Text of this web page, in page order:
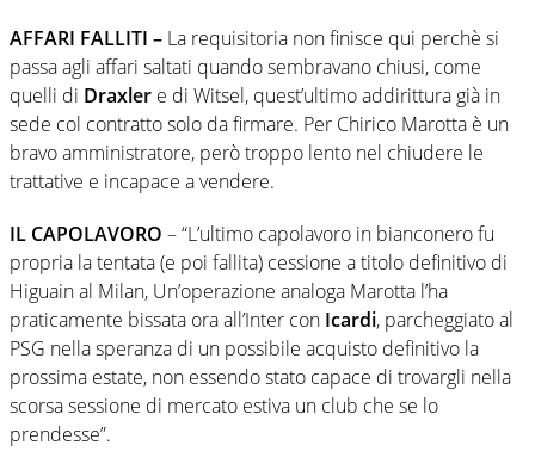
AFFARI FALLITI – La requisitoria non finisce qui perchè si
passa agli affari saltati quando sembravano chiusi, come
quelli di Draxler e di Witsel, quest’ultimo addirittura già in
sede col contratto solo da firmare. Per Chirico Marotta è un
bravo amministratore, però troppo lento nel chiudere le
trattative e incapace a vendere.
IL CAPOLAVORO – “L’ultimo capolavoro in bianconero fu
propria la tentata (e poi fallita) cessione a titolo definitivo di
Higuain al Milan, Un’operazione analoga Marotta l’ha
praticamente bissata ora all’Inter con Icardi, parcheggiato al
PSG nella speranza di un possibile acquisto definitivo la
prossima estate, non essendo stato capace di trovargli nella
scorsa sessione di mercato estiva un club che se lo
prendesse”.